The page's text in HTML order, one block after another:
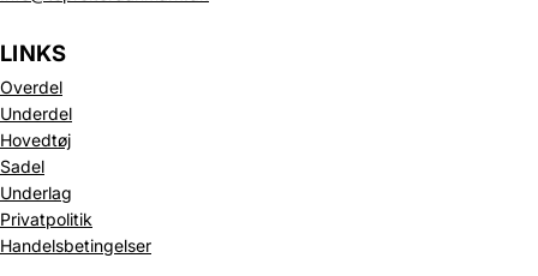
LINKS
Overdel
Underdel
Hovedtøj
Sadel
Underlag
Privatpolitik
Handelsbetingelser
Politik om beskyttelse af persondata
Refusionspolitik